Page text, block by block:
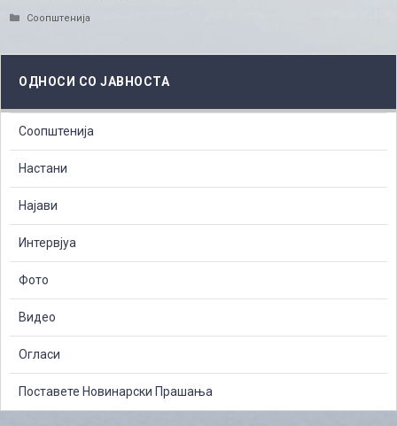
Categories
Соопштенија
ОДНОСИ СО ЈАВНОСТА
Соопштенија
Настани
Најави
Интервјуа
Фото
Видео
Огласи
Поставете Новинарски Прашања